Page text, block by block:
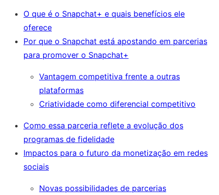
O que é o Snapchat+ e quais benefícios ele
oferece
Por que o Snapchat está apostando em parcerias
para promover o Snapchat+
Vantagem competitiva frente a outras
plataformas
Criatividade como diferencial competitivo
Como essa parceria reflete a evolução dos
programas de fidelidade
Impactos para o futuro da monetização em redes
sociais
Novas possibilidades de parcerias